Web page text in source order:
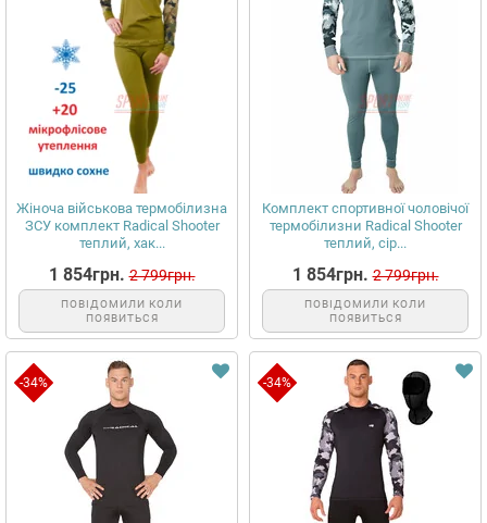
Жіноча військова термобілизна
ЗСУ комплект Radical Shooter
теплий, хак...
1 854грн. 2 799грн.
ПОВІДОМИЛИ КОЛИ
ПОЯВИТЬСЯ
Комплект спортивної чоловічої
термобілизни Radical Shooter
теплий, сір...
1 854грн. 2 799грн.
ПОВІДОМИЛИ КОЛИ
ПОЯВИТЬСЯ
-34% -34%